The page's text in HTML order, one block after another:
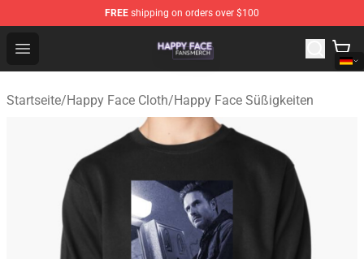
FREE shipping on orders over $100
Open menu
Happy Face Shop - Official Happy Face Merchandise
Startseite/Happy Face Cloth/Happy Face Süßigkeiten